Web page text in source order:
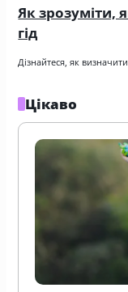
Як зрозуміти,
гід
Дізнайтеся, як
Цікаво